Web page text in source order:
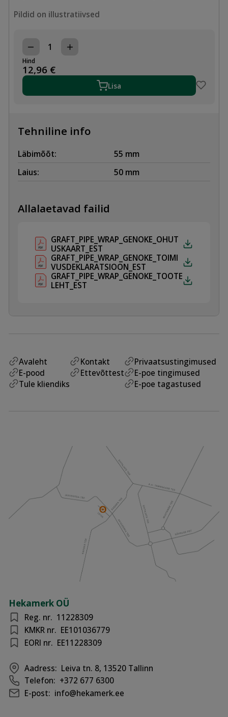
Pildid on illustratiivsed
TULETÕKKEMÄHIS
55,
FR
4H
Hind
12,96 €
Lisa
Tehniline info
Läbimõõt:
55 mm
Laius:
50 mm
Allalaetavad failid
GRAFT_PIPE_WRAP_GENOKE_OHUT
USKAART_EST
GRAFT_PIPE_WRAP_GENOKE_TOIMI
VUSDEKLARATSIOON_EST
GRAFT_PIPE_WRAP_GENOKE_TOOTE
LEHT_EST
Avaleht
E-pood
Tule kliendiks
Kontakt
Ettevõttest
Privaatsustingimused
E-poe tingimused
E-poe tagastused
Hekamerk OÜ
Reg. nr. 11228309
KMKR nr. EE101036779
EORI nr. EE11228309
Aadress: Leiva tn. 8, 13520 Tallinn
Telefon: +372 677 6300
E-post: info@hekamerk.ee